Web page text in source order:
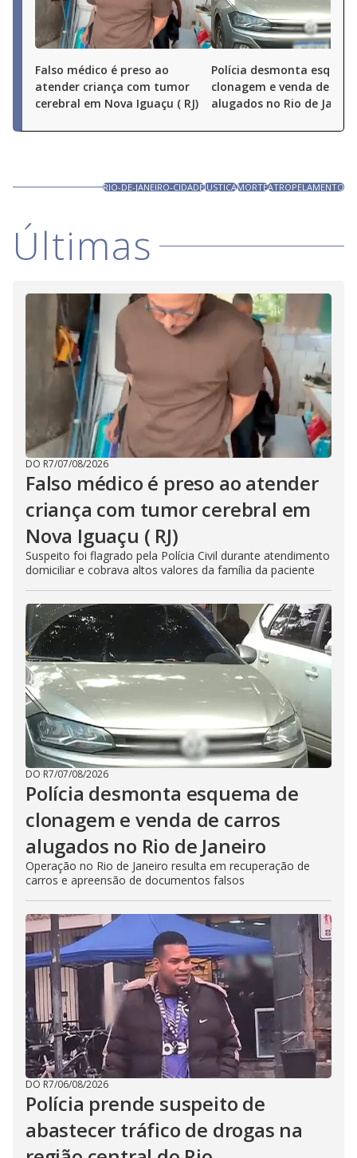
Falso médico é preso ao
atender criança com tumor
cerebral em Nova Iguaçu ( RJ)
Polícia desmonta
clonagem e venda de
alugados no Rio de
RIO-DE-JANEIRO-CIDADEJUSTICAMORTEATROPELAMENTO
Últimas
DO R7/07/08/2026
Falso médico é preso ao atender
criança com tumor cerebral em
Nova Iguaçu ( RJ)
Suspeito foi flagrado pela Polícia Civil durante atendimento
domiciliar e cobrava altos valores da família da paciente
DO R7/07/08/2026
Polícia desmonta esquema de
clonagem e venda de carros
alugados no Rio de Janeiro
Operação no Rio de Janeiro resulta em recuperação de
carros e apreensão de documentos falsos
DO R7/06/08/2026
Polícia prende suspeito de
abastecer tráfico de drogas na